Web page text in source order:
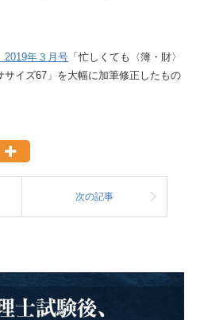
2019年３月号 「忙しくても〈簿・財〉
イズ67」を大幅に加筆修正したもの
次の記事